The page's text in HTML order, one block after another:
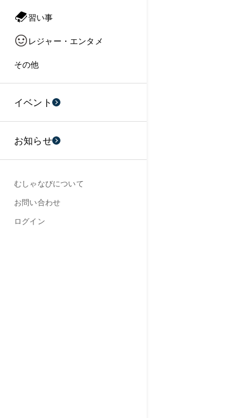
習い事
レジャー・エンタメ
その他
イベント
お知らせ
むしゃなびについて
お問い合わせ
ログイン